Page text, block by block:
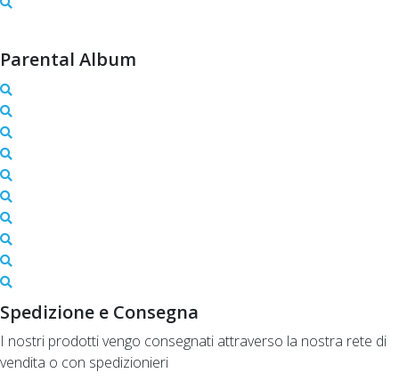
Parental Album
Spedizione e Consegna
I nostri prodotti vengo consegnati attraverso la nostra rete di
vendita o con spedizionieri